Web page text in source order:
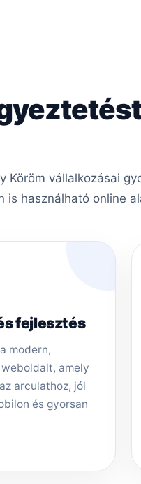
Köröm vállalkozásai
is használható online
fejlesztés
modern,
amely
arculathoz, jól
és gyorsan